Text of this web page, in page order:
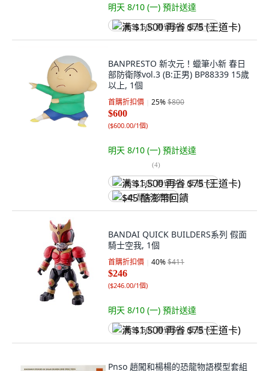
明天 8/10 (一) 預計送達
满 $1,500 再省 $75 (王道卡)
BANPRESTO 新次元！蠟筆小新 春日
部防衛隊vol.3 (B:正男) BP88339 15歲
以上, 1個
首購折扣價 25%$800
$600
($600.00/1個)
明天 8/10 (一) 預計送達
(4)
满 $1,500 再省 $75 (王道卡)
$45 酷澎幣回饋
BANDAI QUICK BUILDERS系列 假面
騎士空我, 1個
首購折扣價 40%$411
$246
($246.00/1個)
明天 8/10 (一) 預計送達
满 $1,500 再省 $75 (王道卡)
Pnso 趙闖和楊楊的恐龍物語模型套組